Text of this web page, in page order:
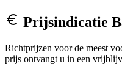
Prijsindicatie
Richtprijzen voor de meest
prijs ontvangt u in een